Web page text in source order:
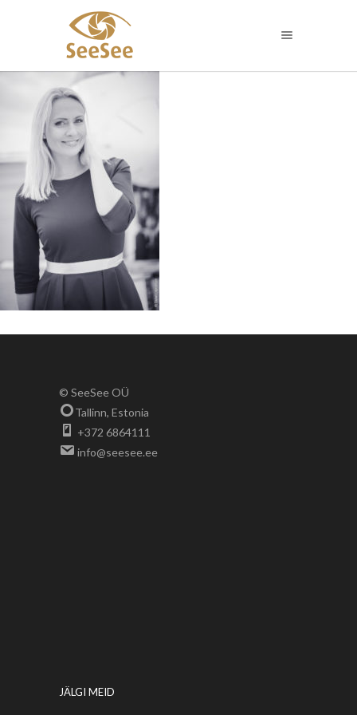
© SeeSee OÜ
Tallinn, Estonia
+372 6864111
info@seesee.ee
JÄLGI MEID